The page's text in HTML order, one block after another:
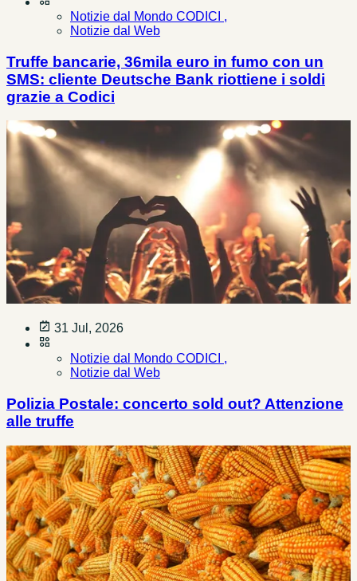
Notizie dal Mondo CODICI ,
Notizie dal Web
Truffe bancarie, 36mila euro in fumo con un
SMS: cliente Deutsche Bank riottiene i soldi
grazie a Codici
31 Jul, 2026
Notizie dal Mondo CODICI ,
Notizie dal Web
Polizia Postale: concerto sold out? Attenzione
alle truffe